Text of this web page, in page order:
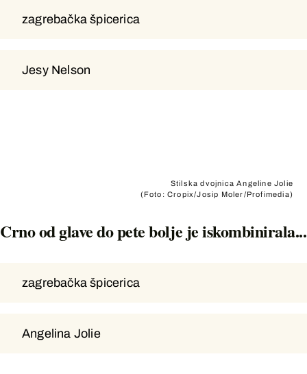
zagrebačka špicerica
Jesy Nelson
zagrebačka špicerica
Jesy Nelson
Stilska dvojnica Angeline Jolie
(Foto: Cropix/Josip Moler/Profimedia)
Crno od glave do pete bolje je iskombinirala...
zagrebačka špicerica
Angelina Jolie
zagrebačka špicerica
Angelina Jolie